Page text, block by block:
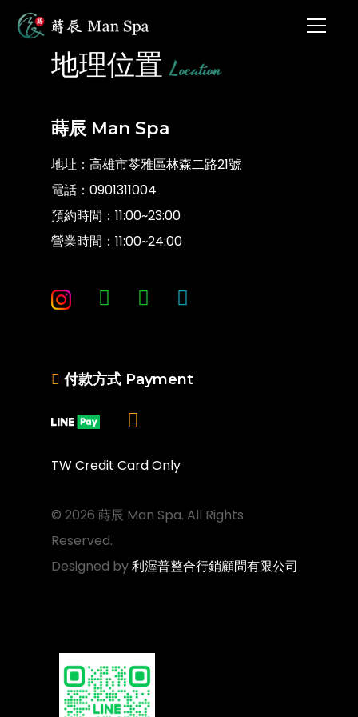
地理位置Location
蒔辰 Man Spa
地址：高雄市苓雅區林森二路21號
電話： 0901311004
預約時間：11:00~23:00
營業時間：11:00~24:00
付款方式 Payment
TW Credit Card Only
© 2026 蒔辰 Man Spa. All Rights
Reserved.
Designed by利渥普整合行銷顧問有限公司